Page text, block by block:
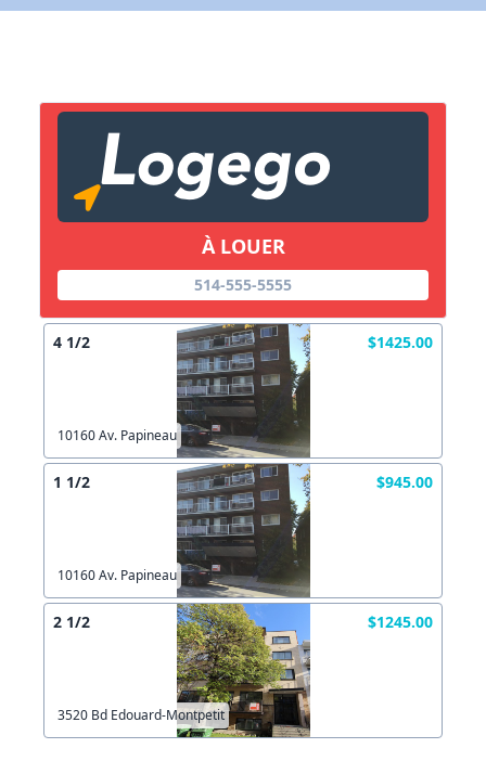
À LOUER
514-555-5555
4 1/2 $1425.00
10160 Av. Papineau
1 1/2 $945.00
10160 Av. Papineau
2 1/2 $1245.00
3520 Bd Edouard-Montpetit
X Fermer
Lien vers inscription (sera inclus dans courriel)
Copier lien
X Fermer Envoyez